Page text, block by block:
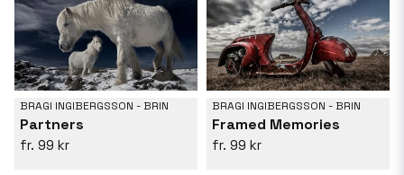
BRAGI INGIBERGSSON - BRIN
Partners
99 kr
BRAGI INGIBERGSSON - BRIN
Framed Memories
99 kr